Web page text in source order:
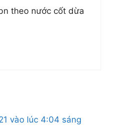
theo nước cốt dừa
vào lúc 4:04 sáng